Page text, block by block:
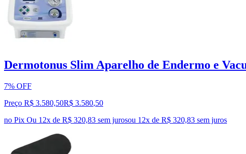
Dermotonus Slim Aparelho de Endermo e
7% OFF
Preço R$ 3.580,50R$ 3.580,50
no Pix Ou 12x de R$ 320,83 sem jurosou 12x de R$ 320,83 sem juros